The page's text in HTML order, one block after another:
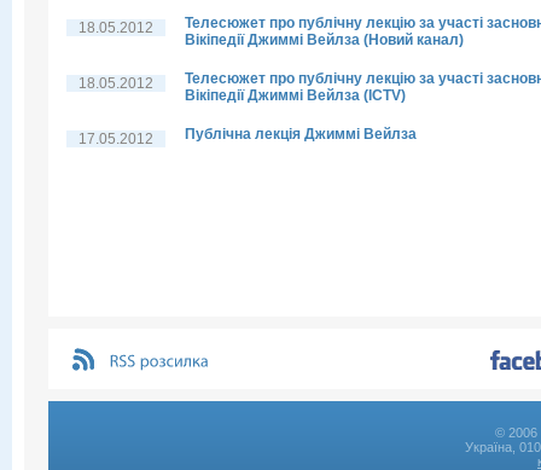
18.05.2012
Телесюжет про публічну лекцію за участі
Вікіпедії Джиммі Вейлза (Новий канал)
18.05.2012
Телесюжет про публічну лекцію за участі
Вікіпедії Джиммі Вейлза (ICTV)
17.05.2012 Публічна лекція Джиммі Вейлза
© 2006
Україна,